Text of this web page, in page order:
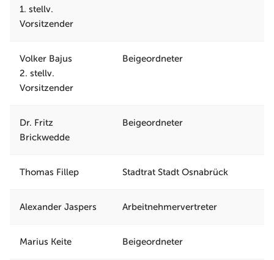
1. stellv.
Vorsitzender
Volker Bajus
2. stellv.
Vorsitzender
Beigeordneter
Dr. Fritz
Brickwedde
Beigeordneter
Thomas Fillep Stadtrat Stadt Osnabrück
Alexander Jaspers Arbeitnehmervertreter
Marius Keite Beigeordneter